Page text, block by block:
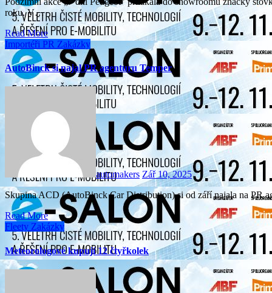
roku. V…
Read More
Importéři PR Zakázky
AutoBinck si najal PR agenturu Temper
automakers Zář 10, 2025
Skupina ACD (AutoBinck Car Distribution) si od září najala na PR
Read More
Fleety Zakázky
Meteorologové kupují 12 čtyřkolek